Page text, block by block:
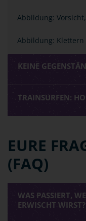
Abbildung:
Abbildung: Klettern
KEINE
TRAINSURFEN:
EURE
(FAQ)
WAS PASSIERT,
ERWISCHT WIRST?